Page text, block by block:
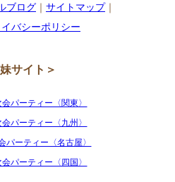
ブログ｜ サイトマップ｜
バシーポリシー
サイト＞
会パーティー〈関東〉
会パーティー〈九州〉
パーティー〈名古屋〉
会パーティー〈四国〉